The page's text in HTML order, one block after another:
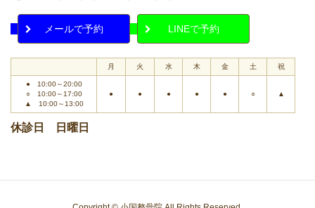
メールで予約 LINEで予約
月 火 水 木 金 土 祝
● 10:00～20:00
○ 10:00～17:00
▲ 10:00～13:00
● ● ● ● ● ○ ▲
休診日 日曜日